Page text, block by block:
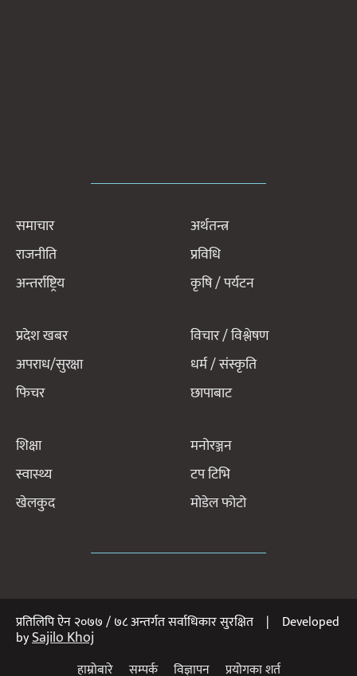
समाचार
राजनीति
अन्तर्राष्ट्रिय
अर्थतन्त्र
प्रविधि
कृषि / पर्यटन
प्रदेश खबर
अपराध/सुरक्षा
फिचर
विचार / विश्लेषण
धर्म / संस्कृति
छापाबाट
शिक्षा
स्वास्थ्य
खेलकुद
मनोरञ्जन
टप टिभि
मोडेल फोटो
प्रतिलिपि ऐन २०७७ / ७८ अन्तर्गत सर्वाधिकार सुरक्षित | Developed
bySajilo Khoj
हाम्रोबारे सम्पर्क विज्ञापन प्रयोगका शर्त